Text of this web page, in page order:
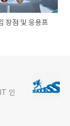
장점 및 응용프
인